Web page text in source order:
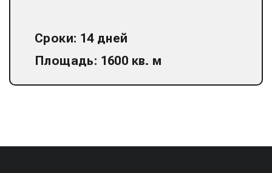
Сроки: 14 дней
Площадь: 1600 кв. м